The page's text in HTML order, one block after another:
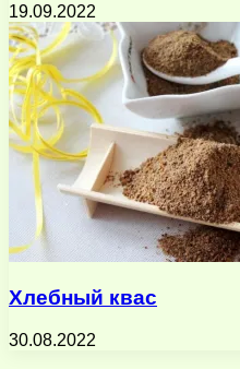
19.09.2022
Хлебный квас
30.08.2022